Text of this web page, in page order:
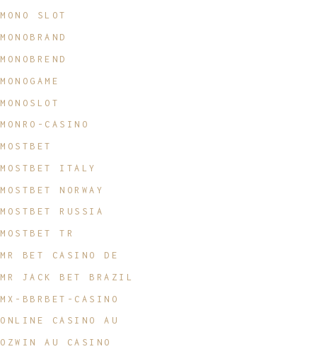
MONO SLOT
MONOBRAND
MONOBREND
MONOGAME
MONOSLOT
MONRO-CASINO
MOSTBET
MOSTBET ITALY
MOSTBET NORWAY
MOSTBET RUSSIA
MOSTBET TR
MR BET CASINO DE
MR JACK BET BRAZIL
MX-BBRBET-CASINO
ONLINE CASINO AU
OZWIN AU CASINO